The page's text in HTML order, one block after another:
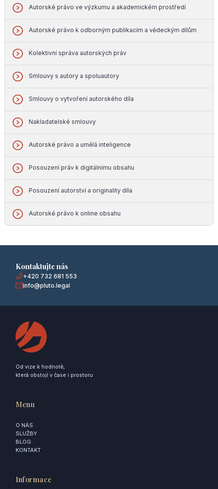
Autorské právo ve výzkumu a akademickém prostředí
Autorské právo k odborným publikacím a vědeckým dílům
Kolektivní správa autorských práv
Smlouvy s autory a spoluautory
Smlouvy o vytvoření autorského díla
Nakladatelské smlouvy
Autorské právo a umělá inteligence
Posouzení práv k digitálnímu obsahu
Posouzení autorství a originality díla
Autorské právo k online obsahu
Kontaktujte nás
+420 732 681 553
info@pluto.legal
Od vize k hodnotě,
která obstojí v čase i prostoru
Menu
O NÁS
SLUŽBY
BLOG
KONTAKT
Informace